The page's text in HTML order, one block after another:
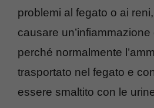
problemi al fegato o ai
causare
perché normalmente
trasportato nel fegato e
essere smaltito con le